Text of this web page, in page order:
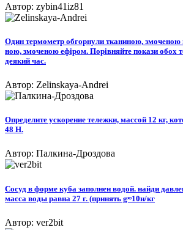
Автор: zybin41iz81
Один термометр обгорнули тканиною,
ною, змоченою ефіром. Порівняйте покази обох
деякий час.​
Автор: Zelinskaya-Andrei
Определите ускорение тележки, массой 12 кг,
48 Н.
Автор: Палкина-Дроздова
Сосуд в форме куба заполнен водой. найди
масса воды равна 27 г. (принять g≈10н/кг
Автор: ver2bit